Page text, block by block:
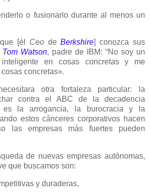
o fusionarlo durante al menos un
[él CeodeBerkshire ] conozca sus
Tom Watson, padre de IBM: “No soy un
en cosas concretas y me
concretas».
otra fortaleza particular: la
contra el ABC de la decadencia
es la arrogancia, la burocracia y la
estos cánceres corporativos hacen
las empresas más fuertes pueden
de nuevas empresas autónomas,
que buscamos son:
y duraderas,